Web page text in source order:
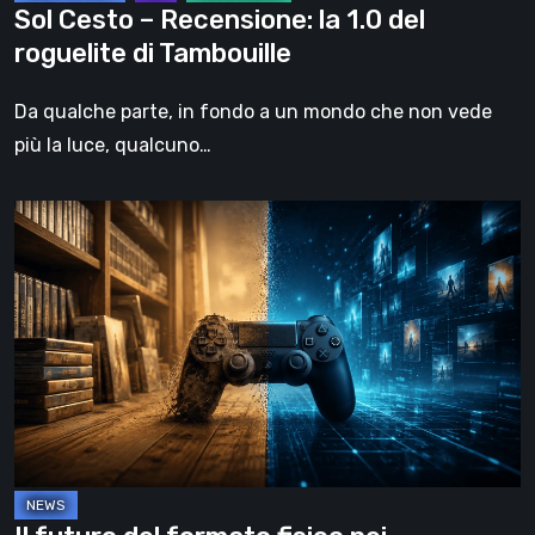
Sol Cesto – Recensione: la 1.0 del
roguelite di Tambouille
Da qualche parte, in fondo a un mondo che non vede
più la luce, qualcuno…
Il
futuro
del
formato
fisico
videogiochi